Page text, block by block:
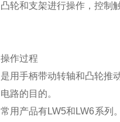
凸轮和支架进行操作，控制
操作过程
是用手柄带动转轴和凸轮推
电路的目的。
常用产品有LW5和LW6系列